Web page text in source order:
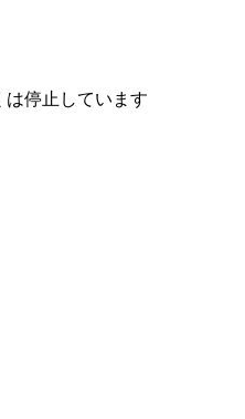
は停止しています